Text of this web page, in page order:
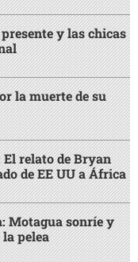
y las chicas
la muerte de su
El relato de Bryan
de EE UU a África
Motagua sonríe y
pelea